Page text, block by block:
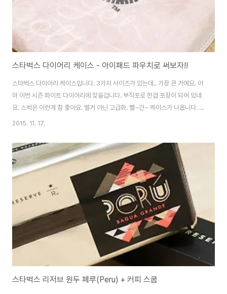
스타벅스 다이어리 케이스 - 아이패드 파우치로 써보자!!
스타벅스 다이어리 케이스입니다. 3가지 사이즈가 있는데.. 가장 큰 거에요. 아
마 이번 시즌 화이트 다이어리에 맞을겁니다. 부직포로 한겹 포장이 되어 있네
요. 스벅은 이런게 참 좋아요. 별거 아닌 고급화. 뻘~건~ 케이스가 나옵니다. 사
이즈별로 디자인은 다릅니다. 컬러나 디자인이나 비교적 마음에 들어요. 뒤에
리 케이스이지만.. 아이패드에 딱 맞습니다! 사이즈 보는 순간 딱이다! 라는 생
각이 들더라구요. (제 패드는 뉴아이패드(또는 아이패드3, 토사구패드..;) 입니
다.) 스마트 커버 씌운채로도 여유롭게 들어가요. 겨울철에는 패드가 차가워서
들고 다니려면 별도의 케이스를 씌워야 하는데.. 딱 좋네요. 디자인 깔끔하고,
가격 저렴하..
2015. 11. 17.
스타벅스 리저브 원두 페루(Peru) + 커피 스쿱